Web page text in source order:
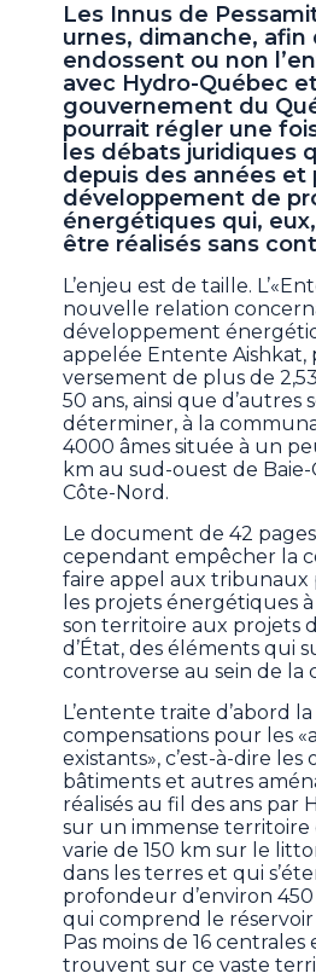
Les Innus de
urnes, dimanche, afin
endossent ou non
avec Hydro-Québec
gouvernement du
pourrait régler une
les débats juridiques
depuis des années
développement de
énergétiques qui,
être réalisés sans
L’enjeu est de taille.
nouvelle relation
développement
appelée Entente Aishkat,
versement de plus de
50 ans, ainsi que d’autres
déterminer, à la
4000 âmes située à un
km au sud-ouest de
Côte-Nord.
Le document de 42
cependant empêcher la
faire appel aux
les projets énergétiques
son territoire aux projets
d’État, des éléments qui
controverse au sein de la
L’entente traite d’abord
compensations pour les
existants», c’est-à-dire les
bâtiments et autres
réalisés au fil des ans par
sur un immense
varie de 150 km sur le
dans les terres et qui
profondeur d’environ
qui comprend le
Pas moins de 16 centrales
trouvent sur ce vaste